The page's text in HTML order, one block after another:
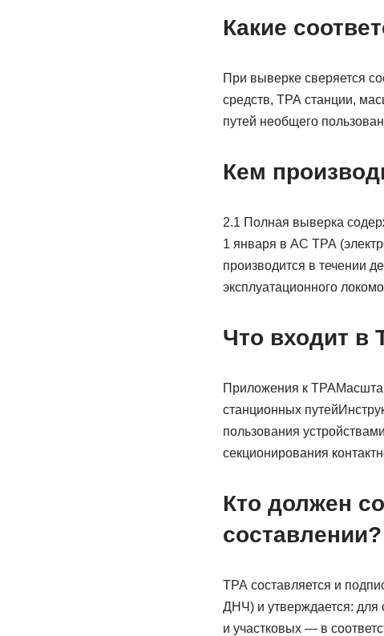
Какие
При выверке сверяется
средств, ТРА станции,
путей необщего
Кем
2.1 Полная выверка
1 января в АС ТРА
производится в течении
эксплуатационного
Что входит в
Приложения к
станционных
пользования
секционирования
Кто должен
составлении?
ТРА составляется и
ДНЧ) и утверждается: для
и участковых — в